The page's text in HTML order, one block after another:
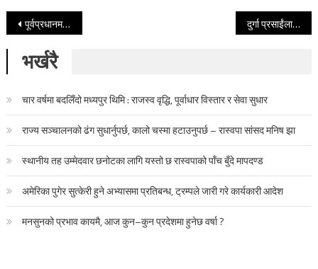
Post navigation
पूर्वप्रधानमन्त्री माधव नेपालसहितको भ्रष्टाचार मुद्दा पेसीमा तोकियो दुर्गा प्रसाईंलाई ४ दिन हिरासतमा राख्न प्रशासनको अनुमति
भर्खरै
चार वर्षमा बदलिँदो मध्यपुर थिमि : राजस्व वृद्धि, पूर्वाधार विस्तार र सेवा सुधार
राज्य सञ्चालनको ढंग सुधार्नुपर्छ, कालो चस्मा हटाउनुपर्छ – रास्वपा सांसद मनिष झा
स्थानीय तह उम्मेदवार छनोटका लागि यस्तो छ रास्वपाको पाँच बुँदे मापदण्ड
अमेरिका पुगेर सुत्केरी हुने अभ्यासमा प्रतिबन्ध, ट्रम्पले जारी गरे कार्यकारी आदेश
मनसुनको प्रभाव कायमै, आज कुन–कुन प्रदेशमा हुनेछ वर्षा ?